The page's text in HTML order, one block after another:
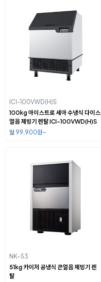
ICI-100VWD(H)S
100kg 아이스트로 세아 수냉식 다이스
얼음 제빙기 렌탈 ICI-100VWD(H)S
월 99,900원~
NK-53
51kg 카이저 공냉식 큰얼음 제빙기 렌
탈